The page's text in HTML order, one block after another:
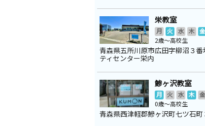
栄教室
月 火 水 木 金
2歳～高校生
青森県五所川原市広田字柳沼３
ティセンター栄内
鯵ヶ沢教室
月 火 水 木 金
0歳～高校生
青森県西津軽郡鰺ヶ沢町七ツ石町